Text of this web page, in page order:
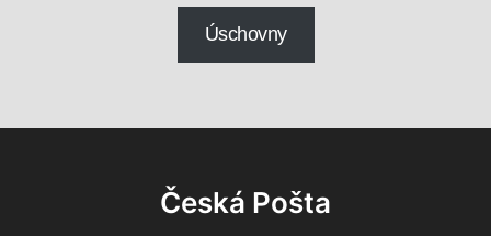
Úschovny
Česká Pošta